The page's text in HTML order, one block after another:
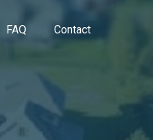
FAQ Contact